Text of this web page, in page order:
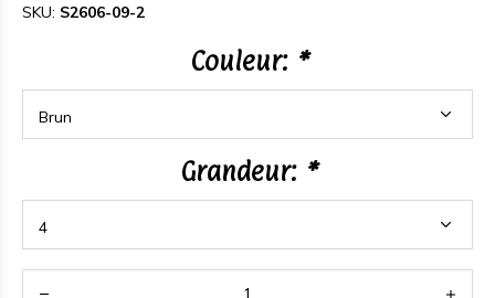
SKU: S2606-09-2
Couleur: *
Grandeur: *